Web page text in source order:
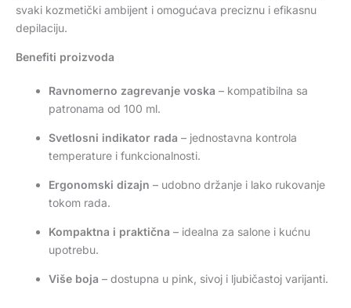
svaki kozmetički ambijent i omogućava preciznu i efikasnu
depilaciju.
Benefiti proizvoda
Ravnomerno zagrevanje voska – kompatibilna sa
patronama od 100 ml.
Svetlosni indikator rada – jednostavna kontrola
temperature i funkcionalnosti.
Ergonomski dizajn – udobno držanje i lako rukovanje
tokom rada.
Kompaktna i praktična – idealna za salone i kućnu
upotrebu.
Više boja – dostupna u pink, sivoj i ljubičastoj varijanti.